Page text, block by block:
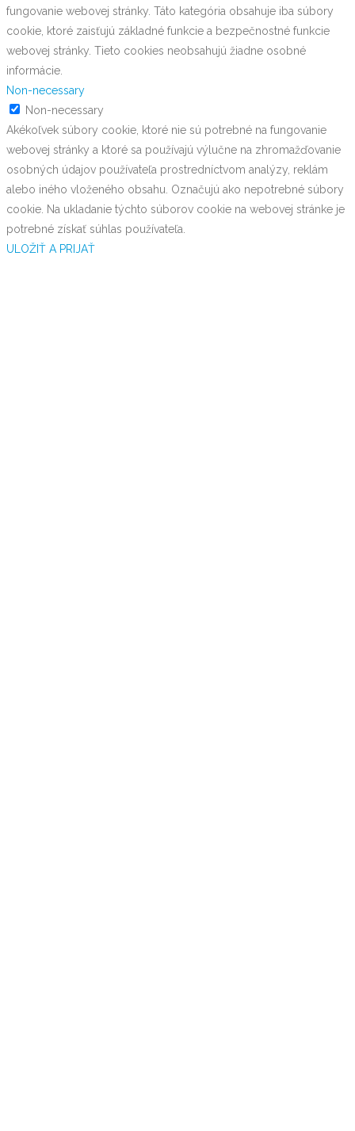
fungovanie webovej stránky. Táto kategória obsahuje iba súbory
cookie, ktoré zaisťujú základné funkcie a bezpečnostné funkcie
webovej stránky. Tieto cookies neobsahujú žiadne osobné
informácie.
Non-necessary
Non-necessary
Akékoľvek súbory cookie, ktoré nie sú potrebné na fungovanie
webovej stránky a ktoré sa používajú výlučne na zhromažďovanie
osobných údajov používateľa prostredníctvom analýzy, reklám
alebo iného vloženého obsahu. Označujú ako nepotrebné súbory
cookie. Na ukladanie týchto súborov cookie na webovej stránke je
potrebné získať súhlas používateľa.
ULOŽIŤ A PRIJAŤ